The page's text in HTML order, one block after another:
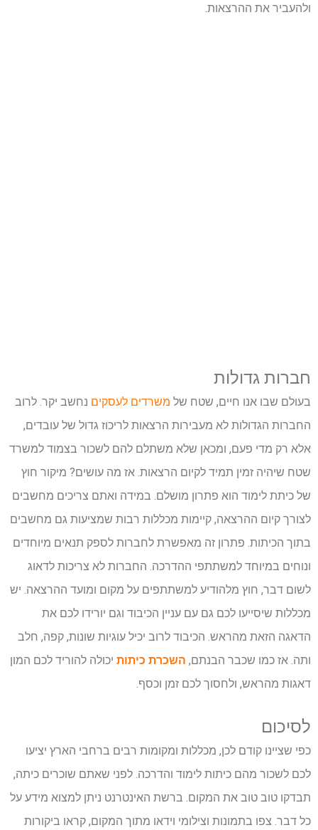
ולהעביר את ההרצאות.
חברות גדולות
בעולם שבו אנו חיים, שטח של משרדים לעסקים נחשב יקר. לרוב
החברות הגדולות לא מעבירות הרצאות לריכוז גדול של עובדים,
אלא רק מדי פעם, ומכאן שלא משתלם להם לשכור בצמוד למשרד
שטח שיהיה זמין תמיד לקיום הרצאות. אז מה עושים? מיקור חוץ
של כיתת לימוד הוא פתרון מושלם. במידה ואתם צריכים מחשבים
לצורך קיום ההרצאה, קיימות מכללות רבות שמציעות גם מחשבים
בתוך הכיתות. פתרון זה מאפשרת לחברות לספק תנאים מיוחדים
ונוחים במיוחד למשתתפי ההדרכה. החברות לא צריכות לדאוג
לשום דבר, חוץ מלהודיע למשתתפים על מקום ומועד ההרצאה. יש
מכללות שיסייעו לכם גם עם עניין הכיבוד וגם יורידו לכם את
הדאגה הזאת מהראש. הכיבוד לרוב יכיל עוגיות שונות, קפה, חלב
ותה. אז כמו שכבר הבנתם, השכרת כיתות יכולה להוריד לכם המון
דאגות מהראש, ולחסוך לכם זמן וכסף.
לסיכום
כפי שציינו קודם לכן, מכללות ומקומות רבים ברחבי הארץ יציעו
לכם לשכור מהם כיתות לימוד והדרכה. לפני שאתם שוכרים כיתה,
תבדקו טוב טוב את המקום. ברשת האינטרנט ניתן למצוא מידע על
כל דבר. צפו בתמונות וצילומי וידאו מתוך המקום, קראו ביקורות